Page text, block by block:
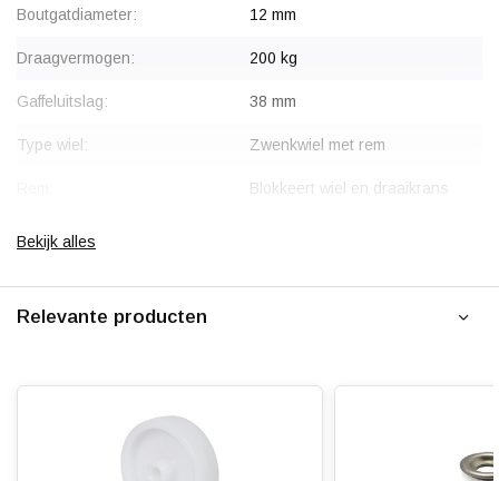
Boutgatdiameter: 12 mm
Draagvermogen: 200 kg
Gaffeluitslag: 38 mm
Type wiel: Zwenkwiel met rem
Blokkeert wiel en draaikrans
Montage:
Bandage: Polyamide (PA6)
Bekijk alles
Relevante producten